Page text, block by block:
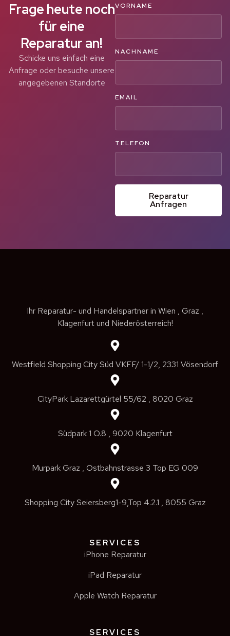
Frage heute noch
für eine
Reparatur an!
Schicke uns einfach eine
Anfrage oder besuche unsere
angegebenen Standorte
VORNAME
NACHNAME
EMAIL
TELEFON
Reparatur
Anfragen
Ihr Reparatur- und Handelspartner in Wien , Graz ,
Klagenfurt und Niederösterreich!
Westfield Shopping City Süd VKFF/ 1-1/2, 2331 Vösendorf
CityPark Lazarettgürtel 55/62 , 8020 Graz
Südpark 1 O.8 , 9020 Klagenfurt
Murpark Graz , Ostbahnstrasse 3 Top EG 009
Shopping City Seiersberg1-9,Top 4.2.1 , 8055 Graz
SERVICES
iPhone Reparatur
iPad Reparatur
Apple Watch Reparatur
SERVICES